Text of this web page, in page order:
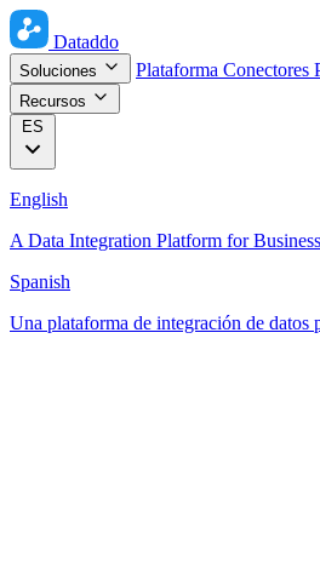
Dataddo
Soluciones Plataforma Conectores
Recursos
ES
English
A Data Integration Platform for
Spanish
Una plataforma de integración de datos